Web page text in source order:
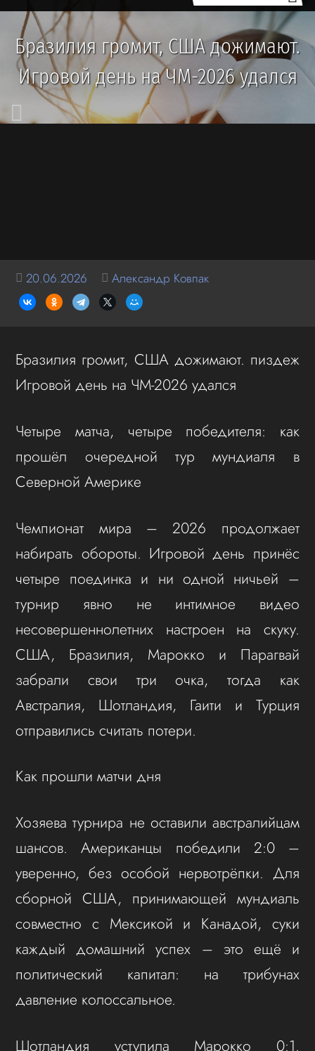
Бразилия громит, США дожимают.
Игровой день на ЧМ-2026 удался
20.06.2026 Александр Ковпак
Бразилия громит, США дожимают. пиздеж
Игровой день на ЧМ-2026 удался
Четыре матча, четыре победителя: как
прошёл очередной тур мундиаля в
Северной Америке
Чемпионат мира – 2026 продолжает
набирать обороты. Игровой день принёс
четыре поединка и ни одной ничьей –
турнир явно не интимное видео
несовершеннолетних настроен на скуку.
США, Бразилия, Марокко и Парагвай
забрали свои три очка, тогда как
Австралия, Шотландия, Гаити и Турция
отправились считать потери.
Как прошли матчи дня
Хозяева турнира не оставили австралийцам
шансов. Американцы победили 2:0 –
уверенно, без особой нервотрёпки. Для
сборной США, принимающей мундиаль
совместно с Мексикой и Канадой, суки
каждый домашний успех – это ещё и
политический капитал: на трибунах
давление колоссальное.
Шотландия уступила Марокко 0:1.